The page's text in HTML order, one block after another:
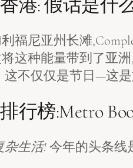
港: 假话是什
福尼亚州长滩
这种能量带到了亚
这不仅仅是节日—这是
行榜:Metro
杂生活!今年的头条线